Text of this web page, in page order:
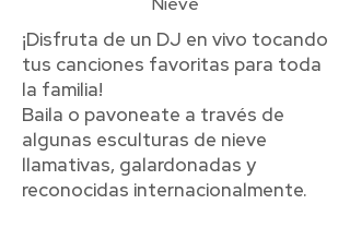
¡Disfruta de un DJ en vivo tocando
tus canciones favoritas para toda
la familia!
Baila o pavoneate a través de
algunas esculturas de nieve
llamativas, galardonadas y
reconocidas internacionalmente.